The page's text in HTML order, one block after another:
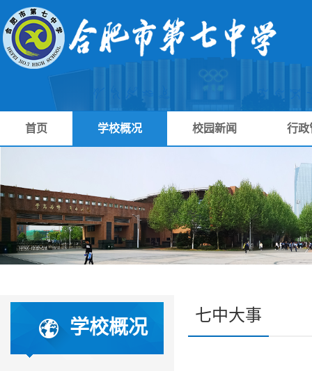
首页 学校概况 校园新闻 行政
学校概况
七中大事